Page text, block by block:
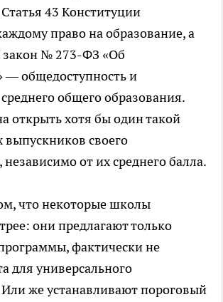
43 Конституции
право на образование, а
№ 273-ФЗ «Об
— общедоступность и
общего образования.
открыть хотя бы один такой
выпускников своего
от их среднего балла.
что некоторые школы
они предлагают только
фактически не
для универсального
же устанавливают пороговый